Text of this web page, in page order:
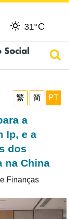
31°C
繁
简 PT
a
Ip, e a
dos
na China
Finanças